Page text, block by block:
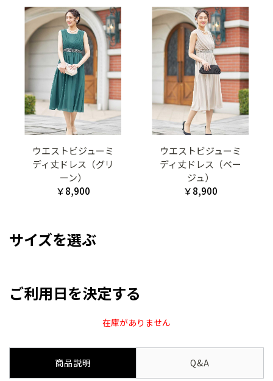
ウエストビジューミ
ディ丈ドレス（グリ
ーン）
￥8,900
ウエストビジューミ
ディ丈ドレス（ベー
ジュ）
￥8,900
サイズを選ぶ
ご利用日を決定する
在庫がありません
商品説明 Q&A